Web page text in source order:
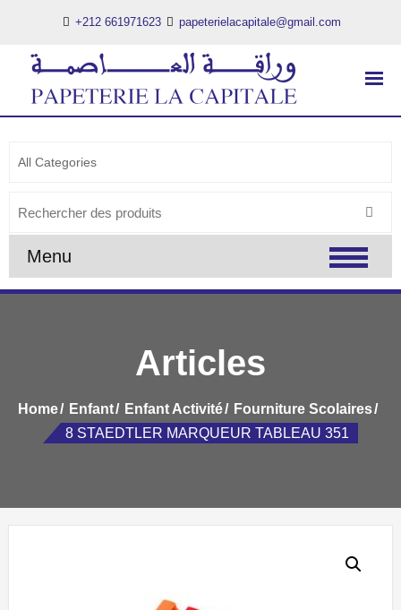
+212 661971623 papeterielacapitale@gmail.com
PAPETERIE LA CAPITALE
..:: PAPETERIE LA CAPITALE ::..
Menu
Articles
Home Enfant Enfant Activité
Fourniture Scolaires
8 STAEDTLER MARQUEUR TABLEAU 351